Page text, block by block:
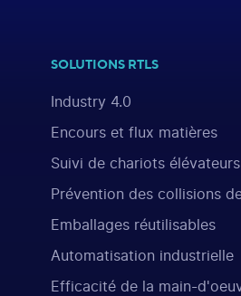
SOLUTIONS RTLS
Industry 4.0
Encours et flux matières
Suivi de chariots élévateurs
Prévention des collisions
Emballages réutilisables
Automatisation industrielle
Efficacité de la main-